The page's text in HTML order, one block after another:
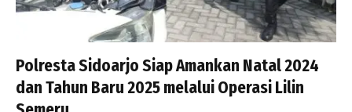
Polresta Sidoarjo Siap Amankan Natal 2024
dan Tahun Baru 2025 melalui Operasi Lilin